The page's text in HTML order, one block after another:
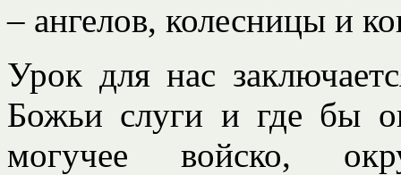
– ангелов, колесницы и
Урок для нас
Божьи слуги и где бы
могучее войско,